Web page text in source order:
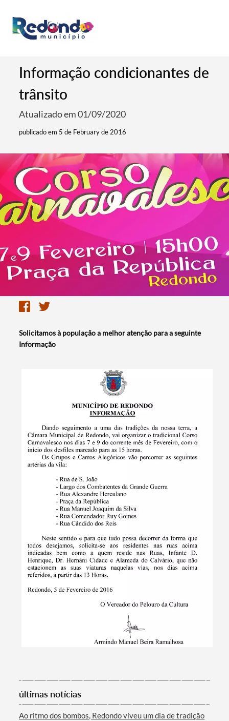
Termo de Pesquisa
Categorias gerais
Informação condicionantes de
trânsito
Atualizado em 01/09/2020
publicado em 5 de February de 2016
Solicitamos à população a melhor atenção para a seguinte
Informação
últimas notícias
Ao ritmo dos bombos, Redondo viveu um dia de tradição